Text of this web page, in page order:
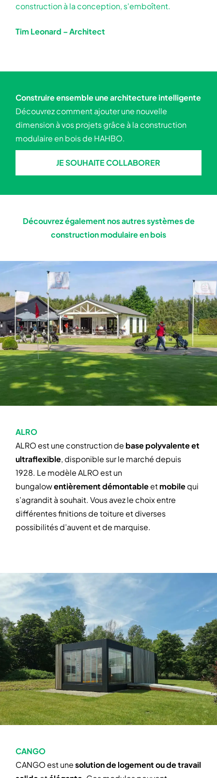
construction à la conception, s'emboîtent.
Tim Leonard – Architect
Construire ensemble une architecture intelligente
Découvrez comment ajouter une nouvelle
dimension à vos projets grâce à la construction
modulaire en bois de HAHBO.
JE SOUHAITE COLLABORER
JE SOUHAITE COLLABORER
Découvrez également nos autres systèmes de
construction modulaire en bois
ALRO
ALRO est une construction de base polyvalente et
ultraflexible, disponible sur le marché depuis
1928. Le modèle ALRO est un
bungalowentièrement démontableetmobilequi
s’agrandit à souhait. Vous avez le choix entre
différentes finitions de toiture et diverses
possibilités d’auvent et de marquise.
CANGO
CANGO est unesolution de logement ou de travail